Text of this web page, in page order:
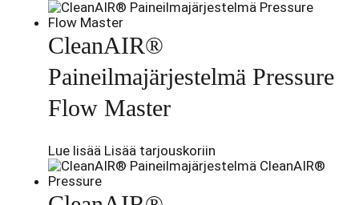
CleanAIR®
Paineilmajärjestelmä Pressure
Flow Master
Lue lisää Lisää tarjouskoriin